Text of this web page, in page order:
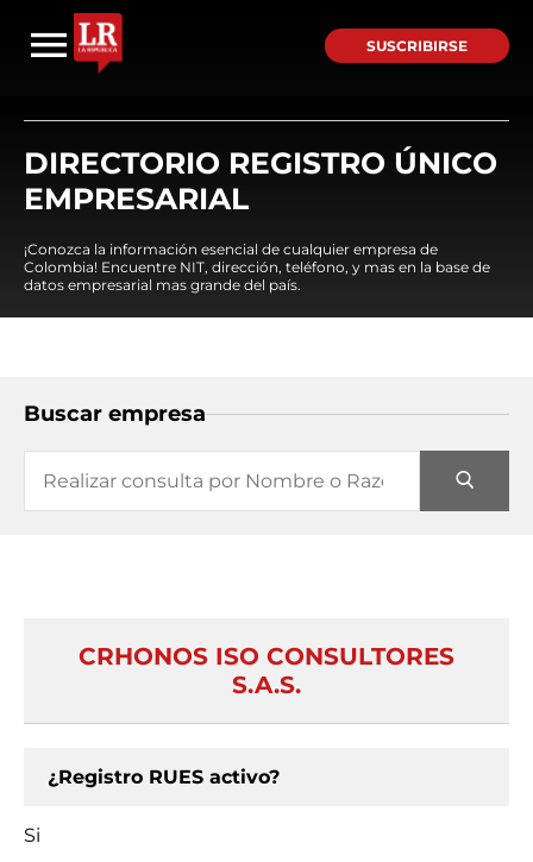
SUSCRIBIRSE
DIRECTORIO REGISTRO ÚNICO
EMPRESARIAL
¡Conozca la información esencial de cualquier empresa de
Colombia! Encuentre NIT, dirección, teléfono, y mas en la base de
datos empresarial mas grande del país.
Buscar empresa
CRHONOS ISO CONSULTORES
S.A.S.
¿Registro RUES activo?
Si